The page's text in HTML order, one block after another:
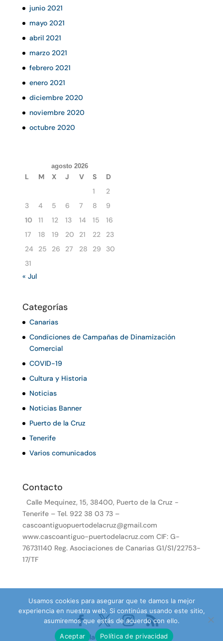
junio 2021
mayo 2021
abril 2021
marzo 2021
febrero 2021
enero 2021
diciembre 2020
noviembre 2020
octubre 2020
agosto 2026
L M X J V S
D
1
2
3
4 5 6 7 8
9
10
11 12 13 14 15
16
17
18 19 20 21 22
23
24
25 26 27 28 29
30
31
« Jul
Categorías
Canarias
Condiciones de Campañas de Dinamización
Comercial
COVID-19
Cultura y Historia
Noticias
Noticias Banner
Puerto de la Cruz
Tenerife
Varios comunicados
Contacto
Calle Mequinez, 15, 38400, Puerto de la Cruz -
Tenerife – Tel. 922 38 03 73 –
cascoantiguopuertodelacruz@gmail.com
www.cascoantiguo-puertodelacruz.com CIF: G-
76731140 Reg. Asociaciones de Canarias G1/S1/22753-
17/TF
Desarrollado por TenePro.com
Usamos cookies para asegurar que te damos la mejor
experiencia en nuestra web. Si continúas usando este sitio,
asumiremos que estás de acuerdo con ello.
Aceptar
Política de privacidad